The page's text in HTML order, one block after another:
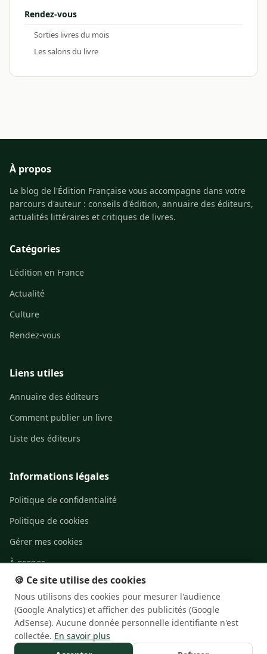
Rendez-vous
Sorties livres du mois
Les salons du livre
À propos
Le blog de l'Édition Française vous accompagne dans votre
parcours d'auteur : conseils d'édition, annuaire des éditeurs,
actualités littéraires et critiques de livres.
Catégories
L'édition en France
Actualité
Culture
Rendez-vous
Liens utiles
Annuaire des éditeurs
Comment publier un livre
Liste des éditeurs
Informations légales
Politique de confidentialité
Politique de cookies
Gérer mes cookies
À propos
Contact
© 2026 Le blog de l'Édition Française. Tous droits réservés.
🍪 Ce site utilise des cookies
Nous utilisons des cookies pour mesurer l'audience
(Google Analytics) et afficher des publicités (Google
AdSense). Aucune donnée personnelle identifiante n'est
collectée. En savoir plus